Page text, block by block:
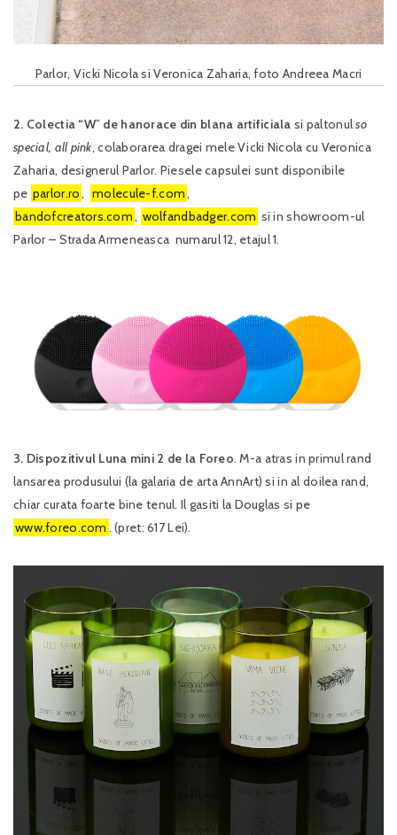
Parlor, Vicki Nicola si Veronica Zaharia, foto Andreea Macri
2. Colectia “W” de hanorace din blana artificiala si paltonulso
special, all pink, colaborarea dragei mele Vicki Nicola cu Veronica
Zaharia, designerul Parlor. Piesele capsulei sunt disponibile
pe parlor.ro, molecule-f.com,
bandofcreators.com, wolfandbadger.com si in showroom-ul
Parlor – Strada Armeneasca numarul 12, etajul 1.
3. Dispozitivul Luna mini 2 de la Foreo. M-a atras in primul rand
lansarea produsului (la galaria de arta AnnArt) si in al doilea rand,
chiar curata foarte bine tenul. Il gasiti la Douglas si pe
www.foreo.com . (pret: 617 Lei).